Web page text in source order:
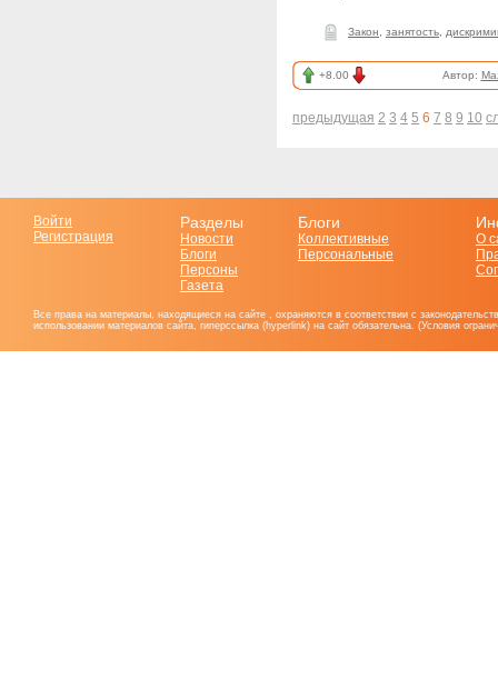
Закон занятость
+8.00 Автор:
предыдущая 2 3 4 5 6 7 8 9 10
Войти
Регистрация
Разделы
Новости
Блоги
Персоны
Газета
Блоги
Коллективные
Персональные
О
Все права на материалы, находящиеся на сайте , охраняются в соответствии с
использовании материалов сайта, гиперссылка (hyperlink) на сайт обязательна. (Условия